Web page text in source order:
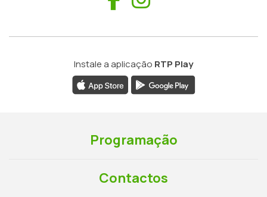
Instale a aplicação RTP Play
Programação
Contactos